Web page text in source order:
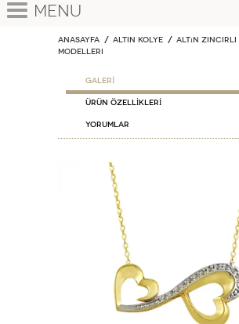
Menu
Anasayfa ALTIN KOLYE
Altın Zincirli
Modelleri
GALERİ
ÜRÜN ÖZELLİKLERİ
Yorumlar